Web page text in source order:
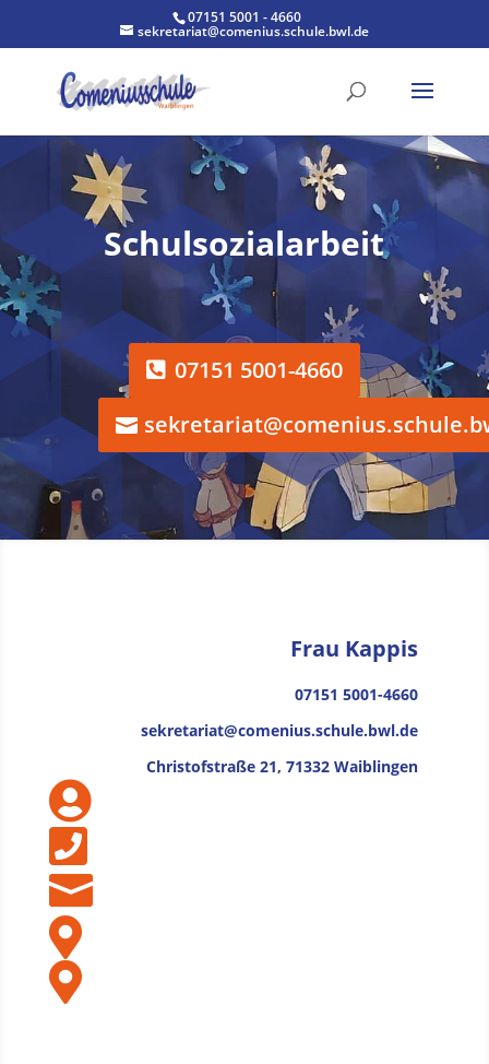
07151 5001 - 4660
sekretariat@comenius.schule.bwl.de
Schulsozialarbeit
07151 5001-4660
Frau Kappis
07151 5001-4660
sekretariat@comenius.schule.bwl.de
Christofstraße 21, 71332 Waiblingen




